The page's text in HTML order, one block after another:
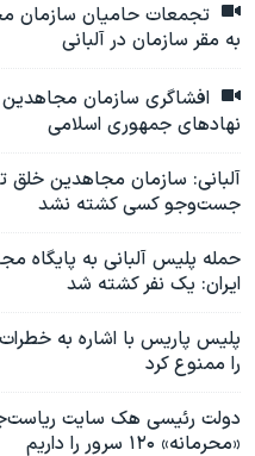
تجمعات حامیان سازمان
به مقر سازمان در آلبانی
افشاگری سازمان
نهادهای جمهوری اسلامی
جست‌و‌جو کسی کشته نشد
حمله پلیس آلبانی به پایگاه
ایران: یک نفر کشته شد
پلیس پاریس با اشاره به
را ممنوع کرد
دولت رئیسی هک سایت
«محرمانه» ۱۲۰ سرور را داریم